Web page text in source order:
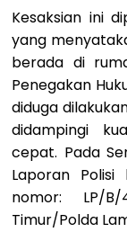
Kesaksian ini
yang
berada di
Penegakan
diduga
didampingi
cepat. Pada
Laporan
nomor: LP/B/
Timur/Polda